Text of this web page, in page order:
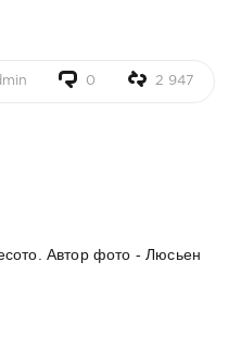
0 2 947
Автор фото - Люсьен